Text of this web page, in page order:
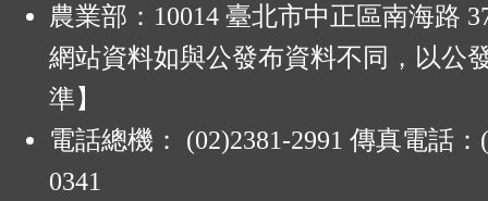
農業部：10014 臺北市中正區南海路
網站資料如與公發布資料不同，以公
準】
電話總機： (02)2381-2991 傳真電話：
0341